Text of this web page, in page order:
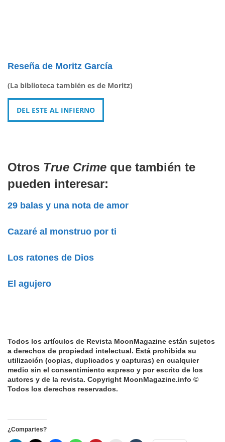
Reseña de Moritz García
(La biblioteca también es de Moritz)
DEL ESTE AL INFIERNO
Otros True Crime que también te
pueden interesar:
29 balas y una nota de amor
Cazaré al monstruo por ti
Los ratones de Dios
El agujero
Todos los artículos de Revista MoonMagazine están sujetos
a derechos de propiedad intelectual. Está prohibida su
utilización (copias, duplicados y capturas) en cualquier
medio sin el consentimiento expreso y por escrito de los
autores y de la revista. Copyright MoonMagazine.info ©
Todos los derechos reservados.
¿Compartes?